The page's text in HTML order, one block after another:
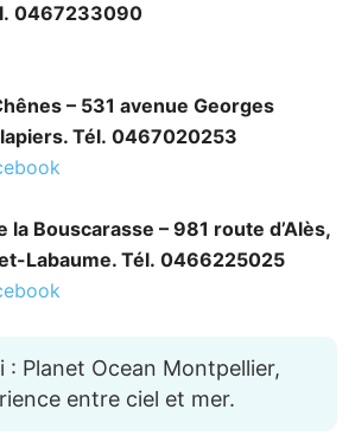
0467233090
– 531 avenue Georges
Tél. 0467020253
la Bouscarasse – 981 route d’Alès,
Labaume. Tél. 0466225025
: Planet Ocean Montpellier,
entre ciel et mer.